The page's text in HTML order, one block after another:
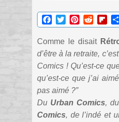
Facebook
TwitterPinterestReddit
Comme le disait
d’être à la retraite,
Comics ! Qu’est-ce
qu’est-ce que j’ai
pas aimé ?”
Du Urban Comics,
Comics, de l’indé et